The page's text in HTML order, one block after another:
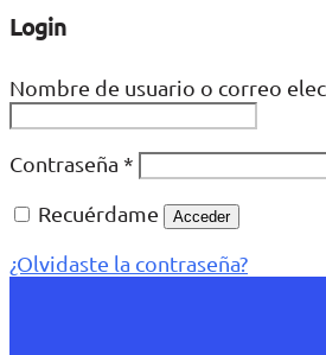
Login
Nombre de usuario o correo
Contraseña *
Recuérdame
Acceder
¿Olvidaste la contraseña?